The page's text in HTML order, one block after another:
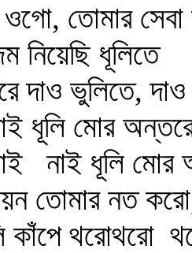
ওগো, তোমার
নিয়েছি ধূলিতে
দাও ভুলিতে,
ধূলি মোর
নাই ধূলি
তোমার নত
কাঁপে থরোথরো